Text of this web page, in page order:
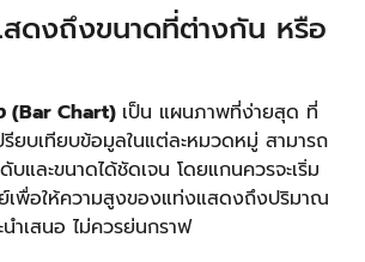
สดงถึงขนาดที่ต่างกัน หรือ
(Bar Chart) เป็น แผนภาพที่ง่ายสุด ที่
รียบเทียบข้อมูลในแต่ละหมวดหมู่ สามารถ
และขนาดได้ชัดเจน โดยแกนควรจะเริ่ม
เพื่อให้ความสูงของแท่งแสดงถึงปริมาณ
ำเสนอ ไม่ควรย่นกราฟ